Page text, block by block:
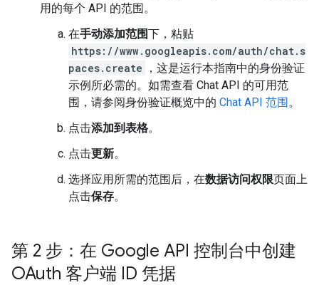
用的每个 API 的范围。
在手动添加范围下，粘贴
https://www.googleapis.com/auth/chat.s
paces.create
，这是运行本指南中的身份验证
示例所必需的。如需查看 Chat API 的可用范
围，请参阅身份验证概览中的 Chat API 范围。
点击添加到表格。
点击更新。
选择应用所需的范围后，在数据访问权限页面上
点击保存。
第 2 步：在 Google API 控制台中创建
OAuth 客户端 ID 凭据